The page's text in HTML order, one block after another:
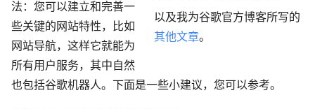
以及我为谷歌官方博客所写的
其他文章。
法：您可以建立和完善一
些关键的网站特性，比如
网站导航，这样它就能为
所有用户服务，其中自然
也包括谷歌机器人。下面是一些小建议，您可以参考。